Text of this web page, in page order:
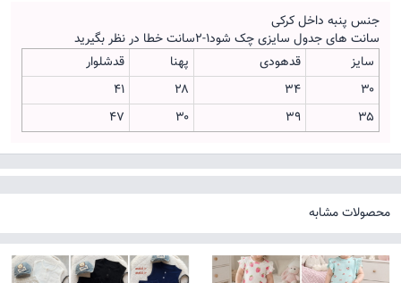
جنس پنبه داخل کرکی
سانت های جدول سایزی چک شود۱-۲سانت خطا در نظر بگیرید
سایز
قدهودی پهنا
قدشلوار
۳۰
۳۴ ۲۸
۴۱
۳۵
۳۹ ۳۰ ۴۷
محصولات مشابه